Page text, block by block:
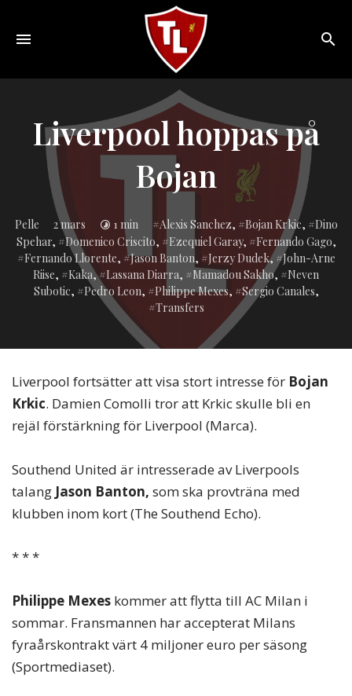
Sveriges
Liverpool
online
magazine!
Liverpool hoppas på
Bojan
Pelle 2 mars 1 min
Inlagd
i:
Alexis Sanchez, Bojan Krkic,
Dino
Spehar, Domenico Criscito, Ezequiel Garay, Fernando Gago,
Fernando Llorente, Jason Banton, Jerzy Dudek,
John-Arne
Riise, Kaka, Lassana Diarra, Mamadou Sakho,
Neven
Subotic, Pedro Leon, Philippe Mexes, Sergio Canales,
Transfers
Liverpool fortsätter att visa stort intresse för Bojan
Krkic. Damien Comolli tror att Krkic skulle bli en
rejäl förstärkning för Liverpool (Marca).
Southend United är intresserade av Liverpools
talang Jason Banton, som ska provträna med
klubben inom kort (The Southend Echo).
* * *
Philippe Mexes kommer att flytta till AC Milan i
sommar. Fransmannen har accepterat Milans
fyraårskontrakt värt 4 miljoner euro per säsong
(Sportmediaset).